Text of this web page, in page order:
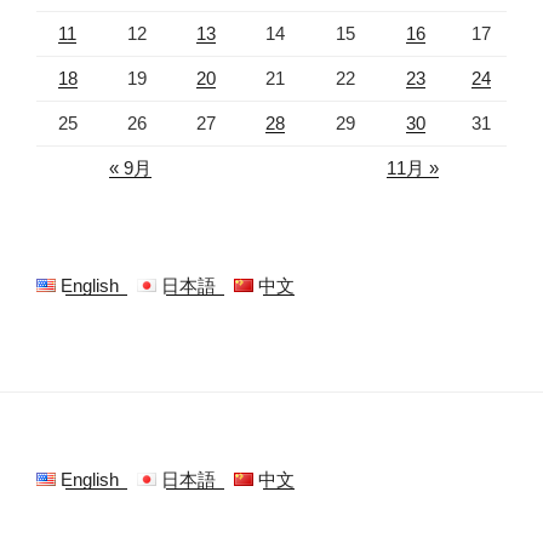
11 12 13 14 15 16 17
18 19 20 21 22 23 24
25 26 27 28 29 30 31
« 9月 11月 »
English 日本語 中文
English 日本語 中文